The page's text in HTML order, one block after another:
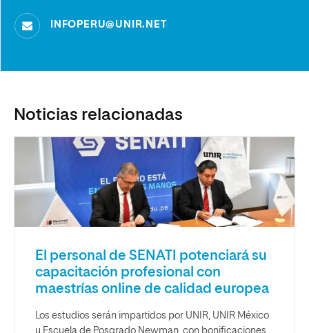
INFOPERU@UNIR.NET
Noticias relacionadas
El personal de SENATI potenciará su
capacitación profesional con
maestrías online de calidad europea
Los estudios serán impartidos por UNIR, UNIR México
y Escuela de Posgrado Newman, con bonificaciones